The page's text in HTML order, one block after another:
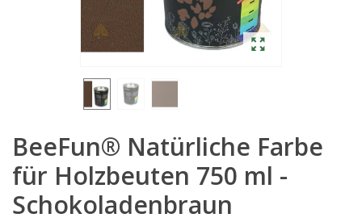
BeeFun® Natürliche Farbe
für Holzbeuten 750 ml -
Schokoladenbraun